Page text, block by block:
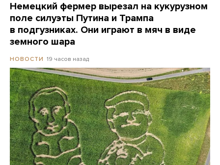
Немецкий фермер вырезал на кукурузном
поле силуэты Путина и Трампа
в подгузниках. Они играют в мяч в виде
земного шара
НОВОСТИ 19 часов назад